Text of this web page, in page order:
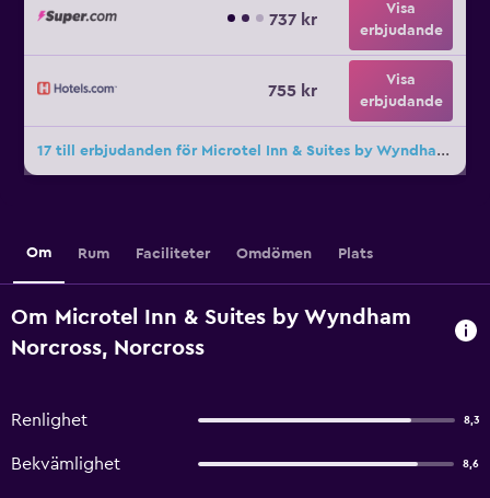
737 kr
Visa
erbjudande
755 kr
Visa
erbjudande
17 till erbjudanden för Microtel Inn & Suites by Wyndham Norcross
Om Rum Faciliteter Omdömen Plats
Om Microtel Inn & Suites by Wyndham
Norcross, Norcross
Renlighet 8,3
Bekvämlighet 8,6